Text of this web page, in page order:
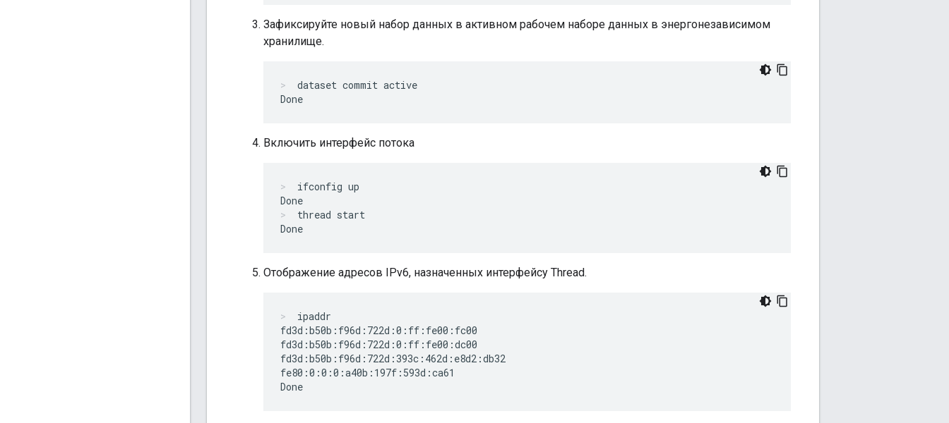
Зафиксируйте новый набор данных в активном рабочем наборе данных в энергонезависимом
хранилище.
dataset commit active
Включить интерфейс потока
ifconfig up
thread start
Отображение адресов IPv6, назначенных интерфейсу Thread.
ipaddr
fd3d:b50b:f96d:722d:0:ff:fe00:fc00
fd3d:b50b:f96d:722d:0:ff:fe00:dc00
fd3d:b50b:f96d:722d:393c:462d:e8d2:db32
fe80:0:0:0:a40b:197f:593d:ca61